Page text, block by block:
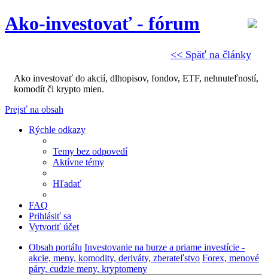
<< Späť na články
Ako-investovať - fórum
Ako investovať do akcií, dlhopisov, fondov, ETF, nehnuteľností,
komodít či krypto mien.
Prejsť na obsah
Rýchle odkazy
Temy bez odpovedí
Aktívne témy
Hľadať
FAQ
Prihlásiť sa
Vytvoriť účet
Obsah portálu Investovanie na burze a priame investície -
akcie, meny, komodity, deriváty, zberateľstvo Forex, menové
páry, cudzie meny, kryptomeny